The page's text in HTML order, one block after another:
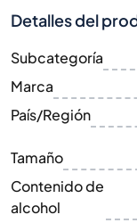
Detalles del
Subcategoría
Marca
País/Región
Tamaño
Contenido de
alcohol